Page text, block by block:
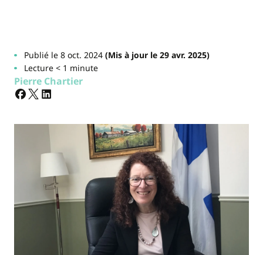
Publié le 8 oct. 2024(Mis à jour le 29 avr. 2025)
Lecture < 1 minute
Pierre Chartier